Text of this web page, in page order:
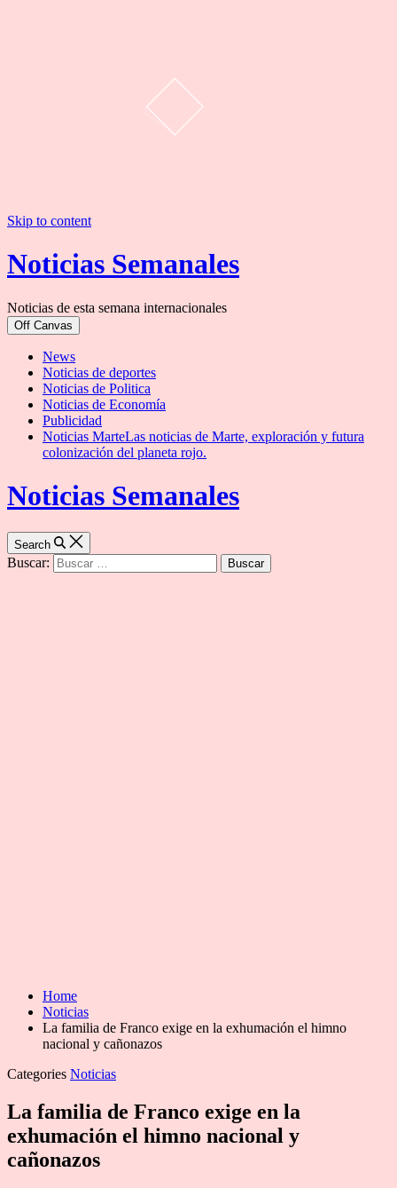
Skip to content
Noticias Semanales
Noticias de esta semana internacionales
Off Canvas
News
Noticias de deportes
Noticias de Politica
Noticias de Economía
Publicidad
Noticias MarteLas noticias de Marte, exploración y futura
colonización del planeta rojo.
Noticias Semanales
Search
Buscar:
Home
Noticias
La familia de Franco exige en la exhumación el himno
nacional y cañonazos
Categories Noticias
La familia de Franco exige en la
exhumación el himno nacional y
cañonazos